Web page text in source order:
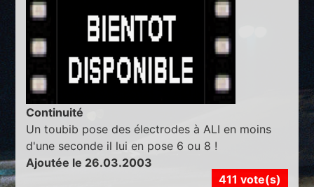
Continuité
Un toubib pose des électrodes à ALI en moins
d'une seconde il lui en pose 6 ou 8 !
Ajoutée le 26.03.2003
411 vote(s)